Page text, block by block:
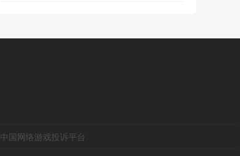
中国网络游戏投诉平台